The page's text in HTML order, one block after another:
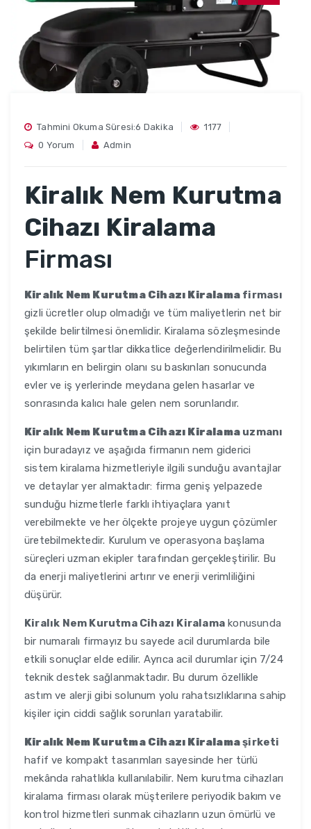
Tahmini Okuma Süresi:6 Dakika
1177
0 Yorum
Admin
Kiralık Nem Kurutma
Cihazı Kiralama
Firması
Kiralık Nem Kurutma Cihazı Kiralama firması
gizli ücretler olup olmadığı ve tüm maliyetlerin net bir
şekilde belirtilmesi önemlidir. Kiralama sözleşmesinde
belirtilen tüm şartlar dikkatlice değerlendirilmelidir. Bu
yıkımların en belirgin olanı su baskınları sonucunda
evler ve iş yerlerinde meydana gelen hasarlar ve
sonrasında kalıcı hale gelen nem sorunlarıdır.
Kiralık Nem Kurutma Cihazı Kiralama uzmanı
için buradayız ve aşağıda firmanın nem giderici
sistem kiralama hizmetleriyle ilgili sunduğu avantajlar
ve detaylar yer almaktadır: firma geniş yelpazede
sunduğu hizmetlerle farklı ihtiyaçlara yanıt
verebilmekte ve her ölçekte projeye uygun çözümler
üretebilmektedir. Kurulum ve operasyona başlama
süreçleri uzman ekipler tarafından gerçekleştirilir. Bu
da enerji maliyetlerini artırır ve enerji verimliliğini
düşürür.
Kiralık Nem Kurutma Cihazı Kiralama konusunda
bir numaralı firmayız bu sayede acil durumlarda bile
etkili sonuçlar elde edilir. Ayrıca acil durumlar için 7/24
teknik destek sağlanmaktadır. Bu durum özellikle
astım ve alerji gibi solunum yolu rahatsızlıklarına sahip
kişiler için ciddi sağlık sorunları yaratabilir.
Kiralık Nem Kurutma Cihazı Kiralamaşirketi
hafif ve kompakt tasarımları sayesinde her türlü
mekânda rahatlıkla kullanılabilir. Nem kurutma cihazları
kiralama firması olarak müşterilere periyodik bakım ve
kontrol hizmetleri sunmak cihazların uzun ömürlü ve